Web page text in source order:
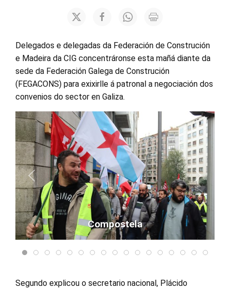
Delegados e delegadas da Federación de Construción
e Madeira da CIG concentráronse esta mañá diante da
sede da Federación Galega de Construción
(FEGACONS) para exixirlle á patronal a negociación dos
convenios do sector en Galiza.
Compostela
Segundo explicou o secretario nacional, Plácido